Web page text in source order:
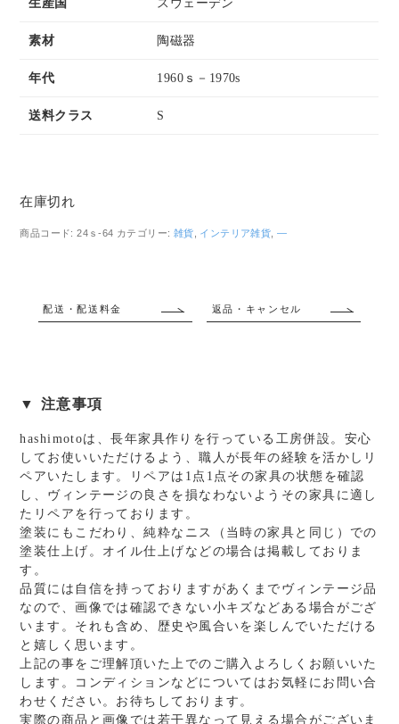
在庫切れ
商品コード:24ｓ-64 カテゴリー: 雑貨 インテリア雑貨 ,―
素材 陶磁器
年代 1960ｓ－1970s
送料クラス S
配送・配送料金 返品・キャンセル
▼ 注意事項
hashimotoは、長年家具作りを行っている工房併設。安心
してお使いいただけるよう、職人が長年の経験を活かしリ
ペアいたします。リペアは1点1点その家具の状態を確認
し、ヴィンテージの良さを損なわないようその家具に適し
たリペアを行っております。
塗装にもこだわり、純粋なニス（当時の家具と同じ）での
塗装仕上げ。オイル仕上げなどの場合は掲載しておりま
す。
品質には自信を持っておりますがあくまでヴィンテージ品
なので、画像では確認できない小キズなどある場合がござ
います。それも含め、歴史や風合いを楽しんでいただける
と嬉しく思います。
上記の事をご理解頂いた上でのご購入よろしくお願いいた
します。コンディションなどについてはお気軽にお問い合
わせください。お待ちしております。
実際の商品と画像では若干異なって見える場合がございま